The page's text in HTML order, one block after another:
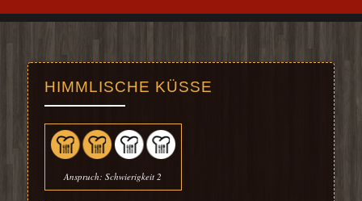
HIMMLISCHE KÜSSE
Anspruch: Schwierigkeit 2